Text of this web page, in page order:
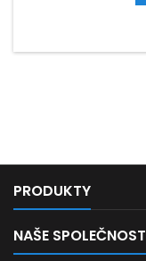
PRODUKTY
NAŠE SPOLEČNOST